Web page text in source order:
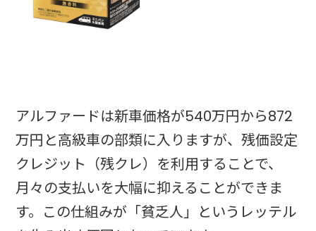
アルファードは新車価格が540万円から872
万円と高級車の部類に入りますが、残価設定
クレジット（残クレ）を利用することで、
月々の支払いを大幅に抑えることができま
す。この仕組みが「貧乏人」というレッテル